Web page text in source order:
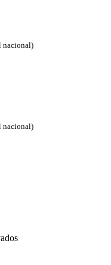
nacional)
nacional)